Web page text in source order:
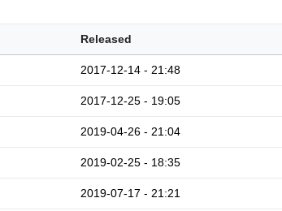
Released
2017-12-14 - 21:48
2017-12-25 - 19:05
2019-04-26 - 21:04
2019-02-25 - 18:35
2019-07-17 - 21:21